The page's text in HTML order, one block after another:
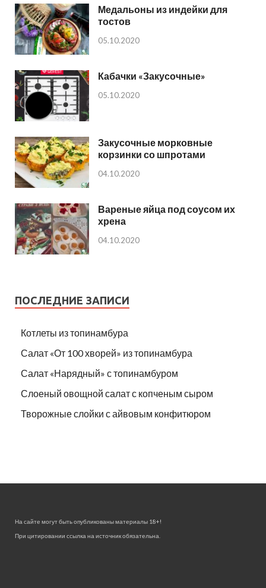
Медальоны из индейки для
тостов
05.10.2020
Кабачки «Закусочные»
05.10.2020
Закусочные морковные
корзинки со шпротами
04.10.2020
Вареные яйца под соусом их
хрена
04.10.2020
ПОСЛЕДНИЕ ЗАПИСИ
Котлеты из топинамбура
Салат «От 100 хворей» из топинамбура
Салат «Нарядный» с топинамбуром
Слоеный овощной салат с копченым сыром
Творожные слойки с айвовым конфитюром
На сайте могут быть опубликованы материалы 18+!
При цитировании ссылка на источник обязательна.